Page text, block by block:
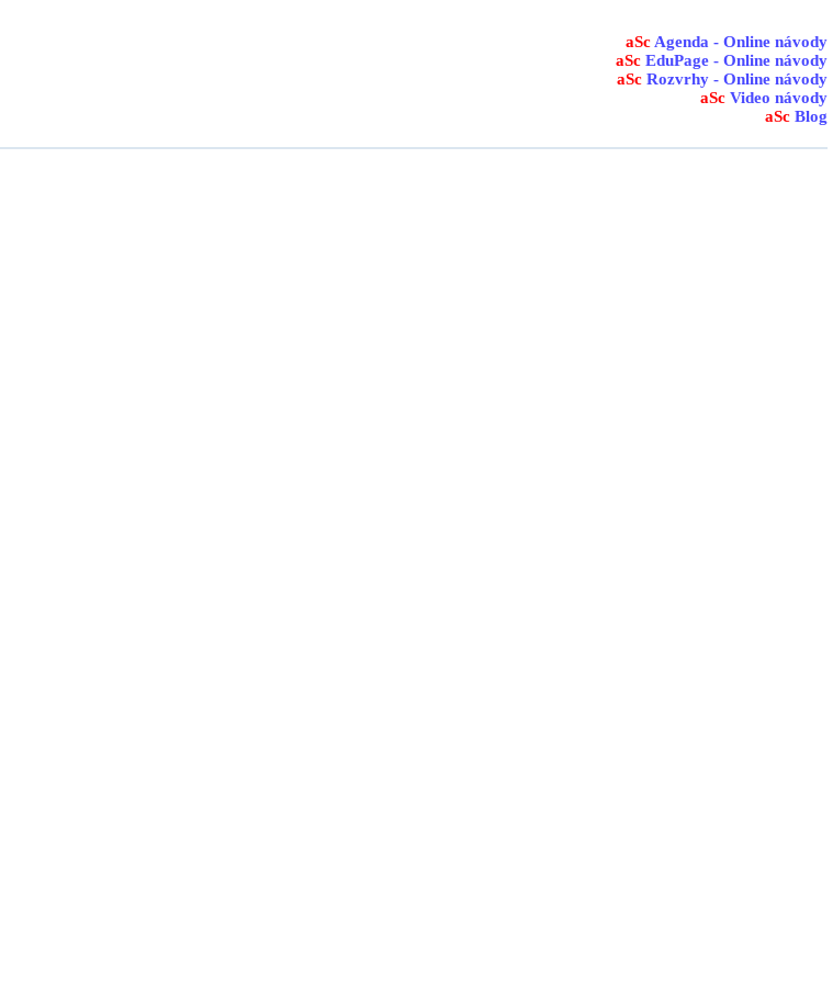
aSc Agenda - Online návody
aSc EduPage - Online návody
aSc Rozvrhy - Online návody
aSc Video návody
aSc Blog